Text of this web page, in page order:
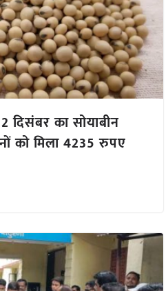
दिसंबर का सोयाबीन
को मिला 4235 रुपए